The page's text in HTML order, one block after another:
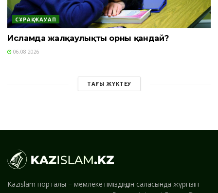
СҰРАҚ-ЖАУАП
Исламда жалқаулықтың орны қандай?
06.08.2026
ТАҒЫ ЖҮКТЕУ
Kazislam порталы – мемлекетіміздің дін саласында жүргізіп